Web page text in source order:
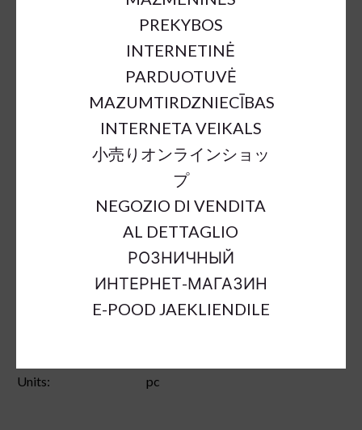
GINGERBREAD HOUSE WITH
CANDIES LED 25X17X27CM;
OPERATED BY 3*AA
BATTERIES & ADAPTOR, BOTH
EXCLUDED
68126
Outer Dimensions:
a25x17cm;h27cm
Units:
pc
PREKYBOS
INTERNETINĖ
PARDUOTUVĖ
MAZUMTIRDZNIECĪBAS
INTERNETA VEIKALS
小売りオンラインショッ
プ
NEGOZIO DI VENDITA
AL DETTAGLIO
РОЗНИЧНЫЙ
ИНТЕРНЕТ-МАГАЗИН
E-POOD JAEKLIENDILE